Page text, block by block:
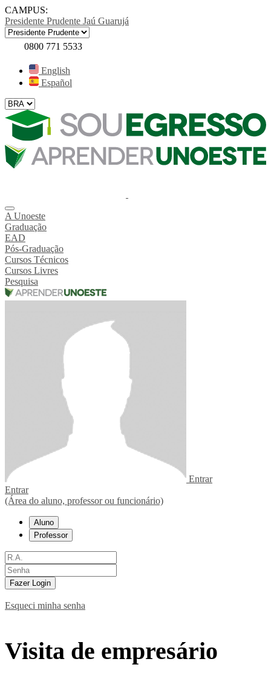
CAMPUS:
Presidente Prudente Jaú Guarujá
0800 771 5533
English
Español
A Unoeste
Graduação
EAD
Pós-Graduação
Cursos Técnicos
Cursos Livres
Pesquisa
Entrar
Entrar
(Área do aluno, professor ou funcionário)
Aluno
Professor
Fazer Login
Esqueci minha senha
Visita de empresário